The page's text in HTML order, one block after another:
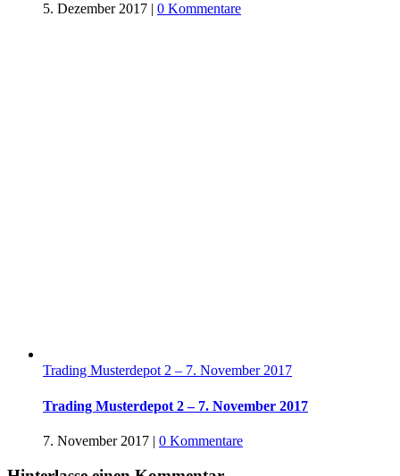
5. Dezember 2017 | 0 Kommentare
Trading Musterdepot 2 – 7. November 2017
Trading Musterdepot 2 – 7. November 2017
7. November 2017 | 0 Kommentare